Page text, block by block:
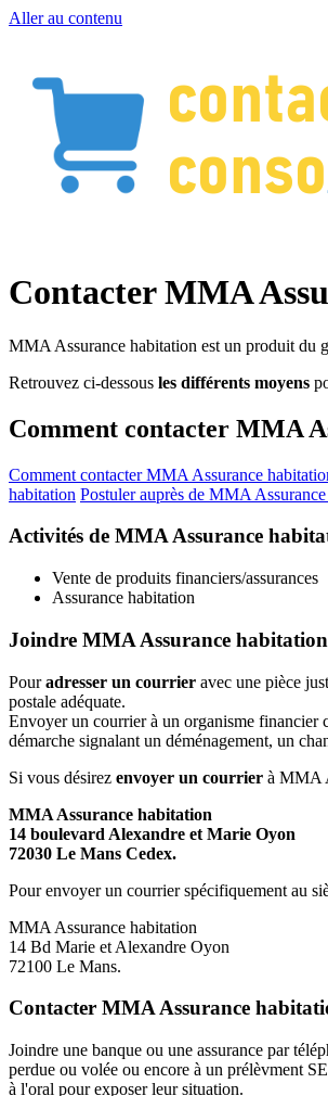
Aller au contenu
Contacter MMA
MMA Assurance habitation est un produit du
Retrouvez ci-dessous les différents moyens
Comment contacter MMA
Comment contacter MMA Assurance
habitation Postuler auprès de MMA
Activités de MMA Assurance
Vente de produits financiers/assurances
Assurance habitation
Joindre MMA Assurance
Pouradresser un courrier avec une pièce
postale adéquate.
Envoyer un courrier à un organisme financier
démarche signalant un déménagement, un
Si vous désirez envoyer un courrier à MMA
MMA Assurance habitation
14 boulevard Alexandre et Marie Oyon
72030 Le Mans Cedex.
Pour envoyer un courrier spécifiquement au
MMA Assurance habitation
14 Bd Marie et Alexandre Oyon
72100 Le Mans.
Contacter MMA Assurance
Joindre une banque ou une assurance par
perdue ou volée ou encore à un prélèvment
à l'oral pour exposer leur situation.